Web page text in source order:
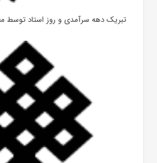
تبریک دهه سرآمدی و روز استاد توسط